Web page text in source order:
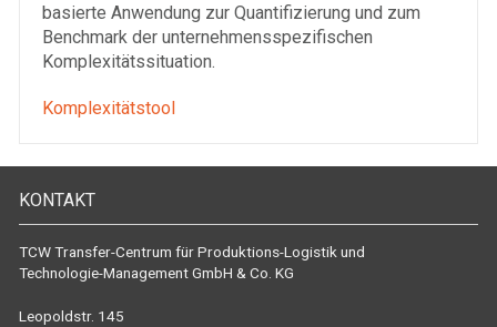
basierte Anwendung zur Quan­ti­fi­zierung und zum
Benchmark der unter­nehmens­spezifischen
Komplexitäts­situation.
Komplexitätstool
KONTAKT
TCW Transfer-Centrum für Produktions-Logistik und
Technologie-Management GmbH & Co. KG
Leopoldstr. 145